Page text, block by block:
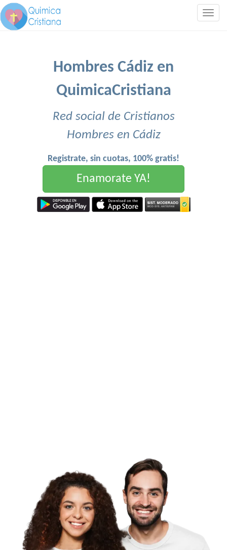
Hombres Cádiz en
QuimicaCristiana
Red social de Cristianos
Hombres en Cádiz
Registrate, sin cuotas, 100% gratis!
Enamorate YA!